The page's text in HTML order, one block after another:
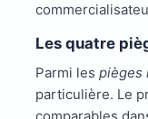
Les quatre
Parmi les pièges
particulière. Le